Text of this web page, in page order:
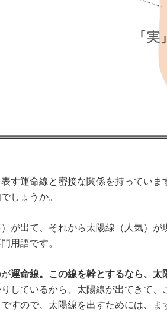
す運命線と密接な関係を持っていま
しょうか。
が出て、それから太陽線（人気）
用語です。
運命線。この線を幹とするなら、
しているから、太陽線が出てきて
すので、太陽線を出すためには、